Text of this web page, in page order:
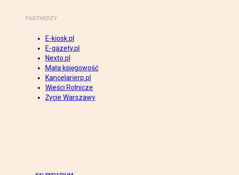
PARTNERZY
E-kiosk.pl
E-gazety.pl
Nexto.pl
Mała księgowość
Kancelarierp.pl
Wieści Rolnicze
Życie Warszawy